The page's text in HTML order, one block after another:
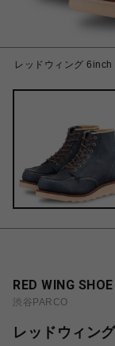
レッドウィング
RED WING
渋谷PARCO
レッドウィン